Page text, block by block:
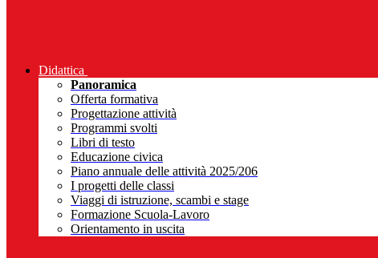
Didattica
Panoramica
Offerta formativa
Progettazione attività
Programmi svolti
Libri di testo
Educazione civica
Piano annuale delle attività 2025/206
I progetti delle classi
Viaggi di istruzione, scambi e stage
Formazione Scuola-Lavoro
Orientamento in uscita